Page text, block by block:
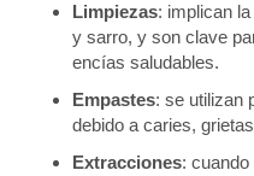
Limpiezas: implican
y sarro, y son clave
encías saludables.
Empastes: se utilizan
debido a caries,
Extracciones: